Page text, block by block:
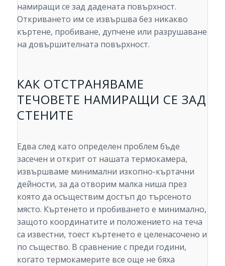
намиращи се зад дадената повърхност.
Откриването им се извършва без никакво
къртене, пробиване, дупчене или разрушаване
на довършителната повърхност.
КАК ОТСТРАНЯВАМЕ
ТЕЧОВЕТЕ НАМИРАЩИ СЕ ЗАД
СТЕНИТЕ
Едва след като определен проблем бъде
засечен и открит от нашата термокамера,
извършваме минимални изкопно-къртачни
дейности, за да отворим малка ниша през
която да осъществим достъп до търсеното
място. Къртенето и пробиването е минимално,
защото координатите и положението на теча
са известни, тоест къртенето е целенасочено и
по същество. В сравнение с преди години,
когато термокамерите все още не бяха